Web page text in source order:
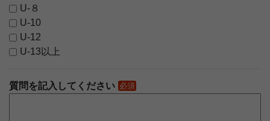
U-８
U-10
U-12
U-13以上
質問を記入してください 必須